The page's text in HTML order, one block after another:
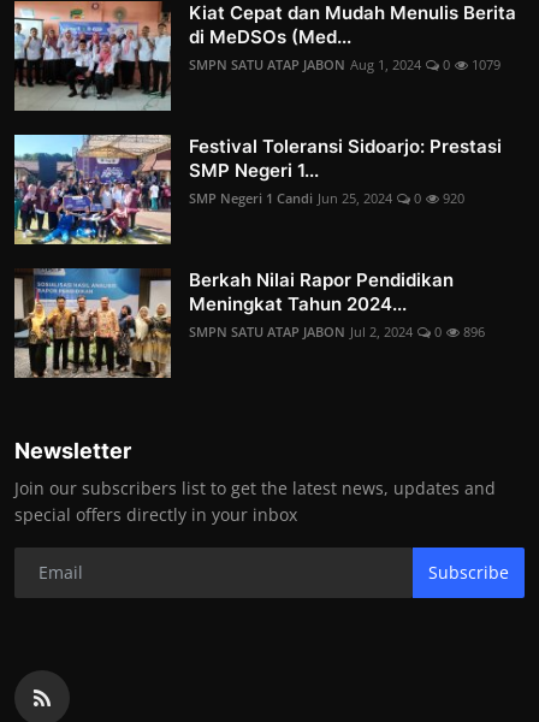
Kiat Cepat dan Mudah Menulis Berita
di MeDSOs (Med...
SMPN SATU ATAP JABON Aug 1, 2024 0 1079
Festival Toleransi Sidoarjo: Prestasi
SMP Negeri 1...
SMP Negeri 1 Candi Jun 25, 2024 0 920
Berkah Nilai Rapor Pendidikan
Meningkat Tahun 2024...
SMPN SATU ATAP JABON Jul 2, 2024 0 896
Newsletter
Join our subscribers list to get the latest news, updates and
special offers directly in your inbox
Subscribe